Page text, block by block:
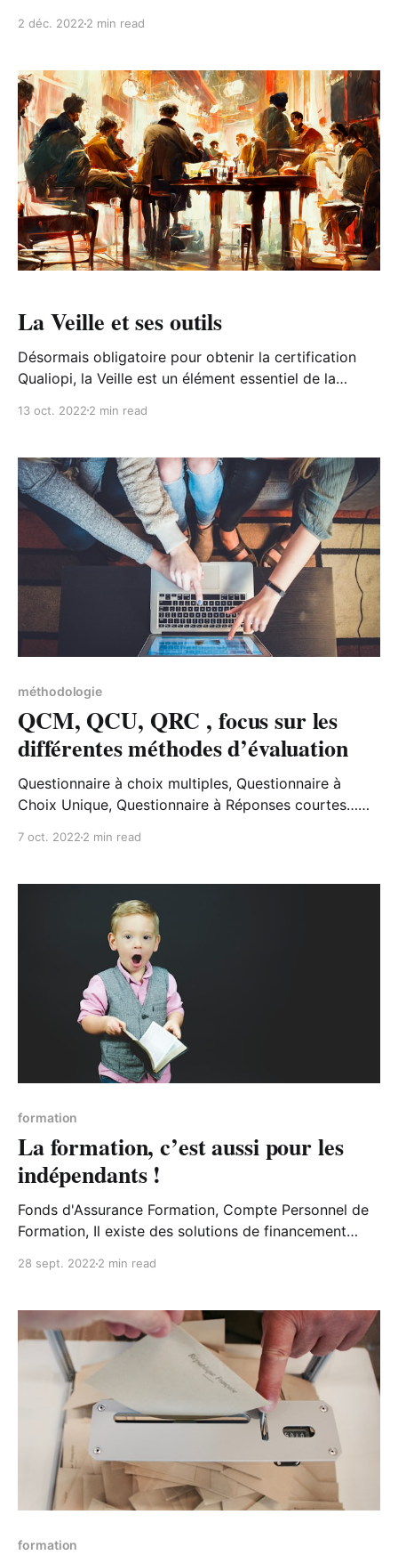
l’efficacité d’une formation.
2 déc. 2022 2 min read
La Veille et ses outils
Désormais obligatoire pour obtenir la certification
Qualiopi, la Veille est un élément essentiel de la
objectifs, elles sont nombreuses et complémentaires.
13 oct. 2022 2 min read
méthodologie
QCM, QCU, QRC , focus sur les
différentes méthodes d’évaluation
Questionnaire à choix multiples, Questionnaire à
Choix Unique, Questionnaire à Réponses courtes…
7 oct. 2022 2 min read
formation
La formation, c’est aussi pour les
indépendants !
Fonds d'Assurance Formation, Compte Personnel de
Formation, Il existe des solutions de financement
28 sept. 2022 2 min read
formation